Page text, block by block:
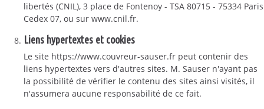
libertés (CNIL), 3 place de Fontenoy - TSA 80715 - 75334 Paris
Cedex 07, ou sur www.cnil.fr.
Liens hypertextes et cookies
Le site https://www.couvreur-sauser.fr peut contenir des
liens hypertextes vers d'autres sites. M. Sauser n'ayant pas
la possibilité de vérifier le contenu des sites ainsi visités, il
n'assumera aucune responsabilité de ce fait.